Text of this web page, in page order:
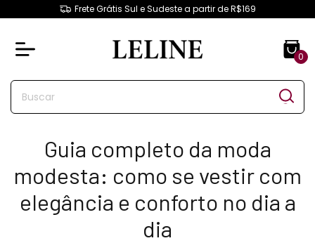
Frete Grátis Sul e Sudeste a partir de R$169
0
Guia completo da moda
modesta: como se vestir com
elegância e conforto no dia a
dia